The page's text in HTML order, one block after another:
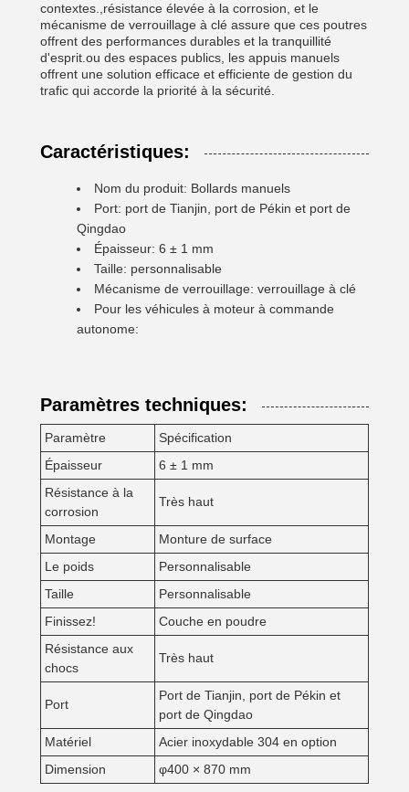
contextes.,résistance élevée à la corrosion, et le
mécanisme de verrouillage à clé assure que ces poutres
offrent des performances durables et la tranquillité
d'esprit.ou des espaces publics, les appuis manuels
offrent une solution efficace et efficiente de gestion du
trafic qui accorde la priorité à la sécurité.
Caractéristiques:
Nom du produit: Bollards manuels
Port: port de Tianjin, port de Pékin et port de
Qingdao
Épaisseur: 6 ± 1 mm
Taille: personnalisable
Mécanisme de verrouillage: verrouillage à clé
Pour les véhicules à moteur à commande
autonome:
Paramètres techniques:
Paramètre
Spécification
Épaisseur
6 ± 1 mm
Résistance à la
corrosion
Très haut
Montage
Monture de surface
Le poids
Personnalisable
Taille
Personnalisable
Finissez!
Couche en poudre
Résistance aux
chocs
Très haut
Port
Port de Tianjin, port de Pékin et
port de Qingdao
Matériel
Acier inoxydable 304 en option
Dimension
φ400 × 870 mm